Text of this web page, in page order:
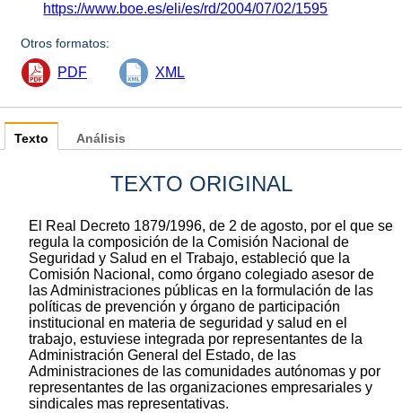
https://www.boe.es/eli/es/rd/2004/07/02/1595
Otros formatos:
PDF XML
Texto
TEXTO ORIGINAL
El Real Decreto 1879/1996, de 2 de agosto, por el que se
regula la composición de la Comisión Nacional de
Seguridad y Salud en el Trabajo, estableció que la
Comisión Nacional, como órgano colegiado asesor de
las Administraciones públicas en la formulación de las
políticas de prevención y órgano de participación
institucional en materia de seguridad y salud en el
trabajo, estuviese integrada por representantes de la
Administración General del Estado, de las
Administraciones de las comunidades autónomas y por
representantes de las organizaciones empresariales y
sindicales mas representativas.
Análisis